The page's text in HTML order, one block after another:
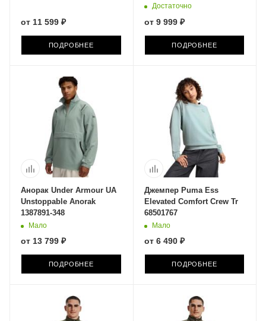
от 11 599 ₽
ПОДРОБНЕЕ
Достаточно
от 9 999 ₽
ПОДРОБНЕЕ
Анорак Under Armour UA
Unstoppable Anorak
1387891-348
Мало
от 13 799 ₽
ПОДРОБНЕЕ
Джемпер Puma Ess
Elevated Comfort Crew Tr
68501767
Мало
от 6 490 ₽
ПОДРОБНЕЕ